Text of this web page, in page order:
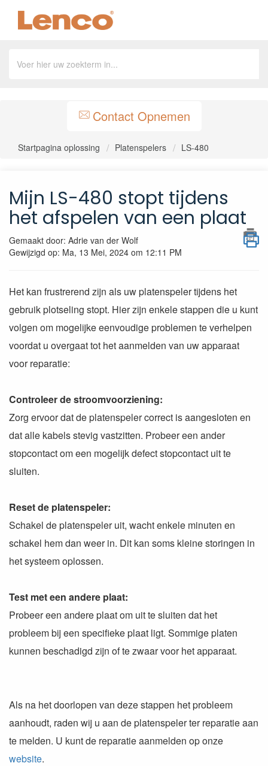
Contact Opnemen
Startpagina oplossing Platenspelers LS-480
Mijn LS-480 stopt tijdens
het afspelen van een plaat
Gemaakt door: Adrie van der Wolf
Gewijzigd op: Ma, 13 Mei, 2024 om 12:11 PM
Het kan frustrerend zijn als uw platenspeler tijdens het
gebruik plotseling stopt. Hier zijn enkele stappen die u kunt
volgen om mogelijke eenvoudige problemen te verhelpen
voordat u overgaat tot het aanmelden van uw apparaat
voor reparatie:
Controleer de stroomvoorziening:
Zorg ervoor dat de platenspeler correct is aangesloten en
dat alle kabels stevig vastzitten. Probeer een ander
stopcontact om een mogelijk defect stopcontact uit te
sluiten.
Reset de platenspeler:
Schakel de platenspeler uit, wacht enkele minuten en
schakel hem dan weer in. Dit kan soms kleine storingen in
het systeem oplossen.
Test met een andere plaat:
Probeer een andere plaat om uit te sluiten dat het
probleem bij een specifieke plaat ligt. Sommige platen
kunnen beschadigd zijn of te zwaar voor het apparaat.
Als na het doorlopen van deze stappen het probleem
aanhoudt, raden wij u aan de platenspeler ter reparatie aan
te melden. U kunt de reparatie aanmelden op onze
website.